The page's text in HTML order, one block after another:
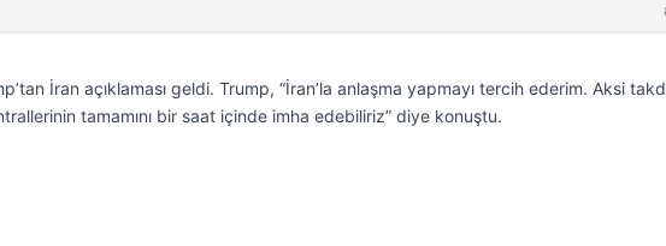
İran açıklaması geldi. Trump, “İran’la anlaşma yapmayı tercih ederim. Aksi
tamamını bir saat içinde imha edebiliriz” diye konuştu.